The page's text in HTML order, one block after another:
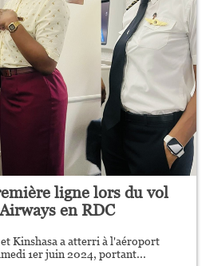
ligne lors du vol
en RDC
Kinshasa a atterri à l'aéroport
1er juin 2024, portant...